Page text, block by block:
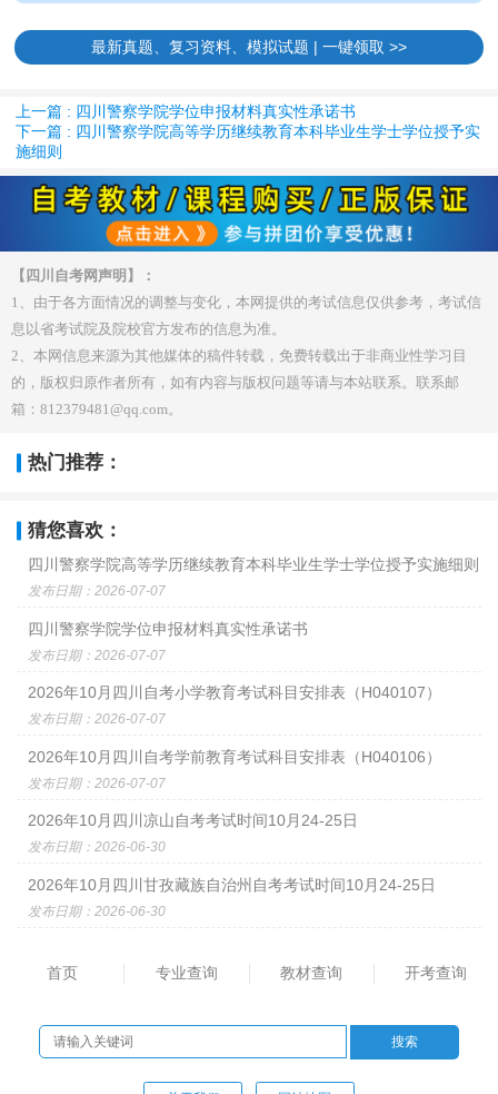
最新真题、复习资料、模拟试题 | 一键领取 >>
上一篇 : 四川警察学院学位申报材料真实性承诺书
下一篇 : 四川警察学院高等学历继续教育本科毕业生学士学位授予实
施细则
【四川自考网声明】：
1、由于各方面情况的调整与变化，本网提供的考试信息仅供参考，考试信
息以省考试院及院校官方发布的信息为准。
2、本网信息来源为其他媒体的稿件转载，免费转载出于非商业性学习目
的，版权归原作者所有，如有内容与版权问题等请与本站联系。联系邮
箱：812379481@qq.com。
热门推荐：
猜您喜欢：
四川警察学院高等学历继续教育本科毕业生学士学位授予实施细则
发布日期：2026-07-07
四川警察学院学位申报材料真实性承诺书
发布日期：2026-07-07
2026年10月四川自考小学教育考试科目安排表（H040107）
发布日期：2026-07-07
2026年10月四川自考学前教育考试科目安排表（H040106）
发布日期：2026-07-07
2026年10月四川凉山自考考试时间10月24-25日
发布日期：2026-06-30
2026年10月四川甘孜藏族自治州自考考试时间10月24-25日
发布日期：2026-06-30
首页 专业查询 教材查询 开考查询